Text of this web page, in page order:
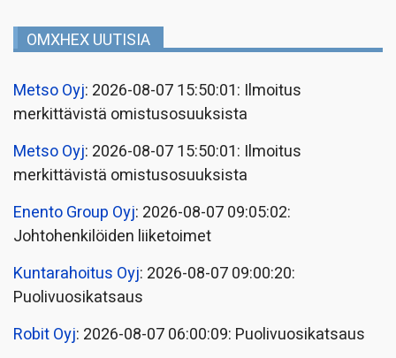
OMXHEX UUTISIA
Metso Oyj: 2026-08-07 15:50:01: Ilmoitus
merkittävistä omistusosuuksista
Metso Oyj: 2026-08-07 15:50:01: Ilmoitus
merkittävistä omistusosuuksista
Enento Group Oyj: 2026-08-07 09:05:02:
Johtohenkilöiden liiketoimet
Kuntarahoitus Oyj: 2026-08-07 09:00:20:
Puolivuosikatsaus
Robit Oyj: 2026-08-07 06:00:09: Puolivuosikatsaus